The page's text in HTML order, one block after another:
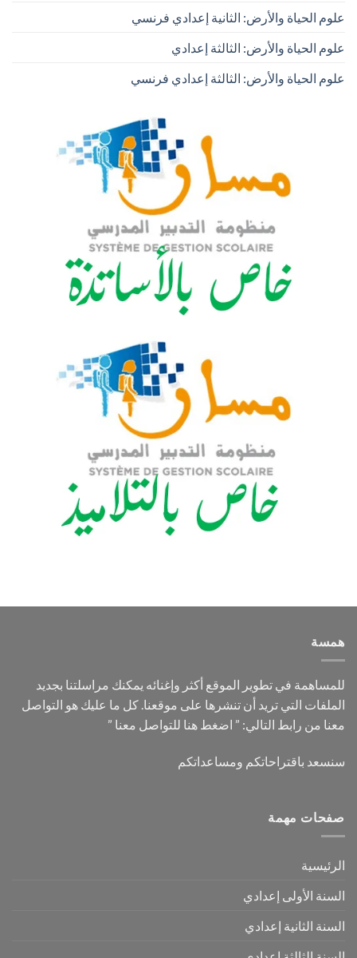
علوم الحياة والأرض: الثانية إعدادي فرنسي
علوم الحياة والأرض: الثالثة إعدادي
علوم الحياة والأرض: الثالثة إعدادي فرنسي
همسة
للمساهمة في تطوير الموقع أكثر وإغنائه يمكنك مراسلتنا بجديد
الملفات التي تريد أن تنشرها على موقعنا. كل ما عليك هو التواصل
معنا من رابط التالي: ” اضغط هنا للتواصل معنا ”
سنسعد باقتراحاتكم ومساعداتكم
صفحات مهمة
الرئيسية
السنة الأولى إعدادي
السنة الثانية إعدادي